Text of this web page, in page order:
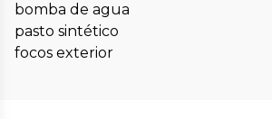
bomba de agua
pasto sintético
focos exterior